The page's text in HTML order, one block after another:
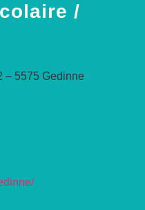
/
– 5575 Gedinne